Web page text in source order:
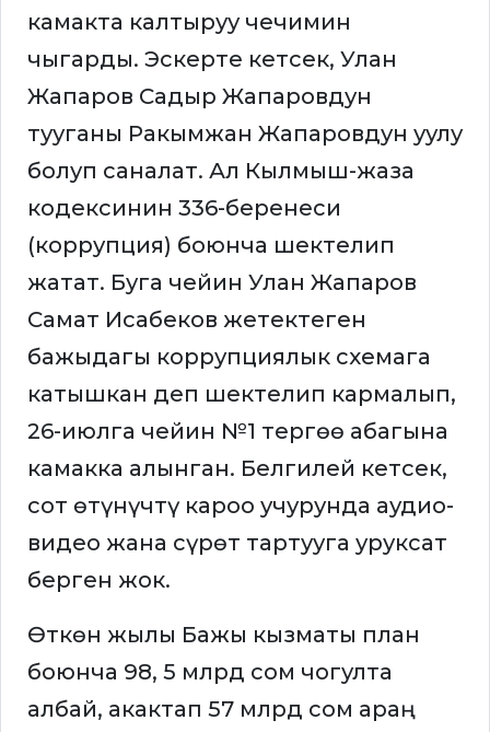
камакта калтыруу чечимин
чыгарды. Эскерте кетсек, Улан
Жапаров Садыр Жапаровдун
тууганы Ракымжан Жапаровдун уулу
болуп саналат. Ал Кылмыш-жаза
кодексинин 336-беренеси
(коррупция) боюнча шектелип
жатат. Буга чейин Улан Жапаров
Самат Исабеков жетектеген
бажыдагы коррупциялык схемага
катышкан деп шектелип кармалып,
26-июлга чейин №1 тергөө абагына
камакка алынган. Белгилей кетсек,
сот өтүнүчтү кароо учурунда аудио-
видео жана сүрөт тартууга уруксат
берген жок.
Өткөн жылы Бажы кызматы план
боюнча 98, 5 млрд сом чогулта
албай, акактап 57 млрд сом араң